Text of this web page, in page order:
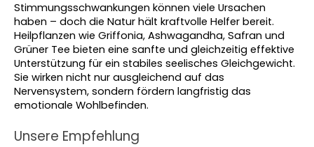
Stimmungsschwankungen können viele Ursachen
haben – doch die Natur hält kraftvolle Helfer bereit.
Heilpflanzen wie Griffonia, Ashwagandha, Safran und
Grüner Tee bieten eine sanfte und gleichzeitig effektive
Unterstützung für ein stabiles seelisches Gleichgewicht.
Sie wirken nicht nur ausgleichend auf das
Nervensystem, sondern fördern langfristig das
emotionale Wohlbefinden.
Unsere Empfehlung